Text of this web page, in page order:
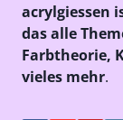
acrylgiessen
das alle
Farbtheorie,
vieles mehr.